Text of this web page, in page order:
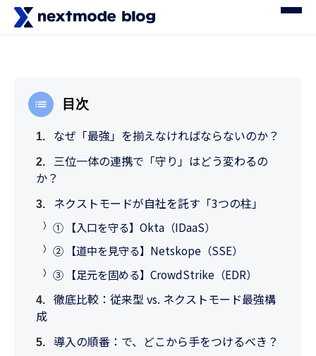
目次
なぜ「最強」を揃えなければならないのか？
三位一体の連携で「守り」はどう変わるの
か？
ネクストモードが自社を託す「3つの柱」
① 【入口を守る】Okta（IDaaS）
② 【道中を見守る】Netskope（SSE）
③ 【足元を固める】CrowdStrike（EDR）
徹底比較：従来型 vs. ネクストモード最強構
成
導入の順番：で、どこから手をつけるべき？